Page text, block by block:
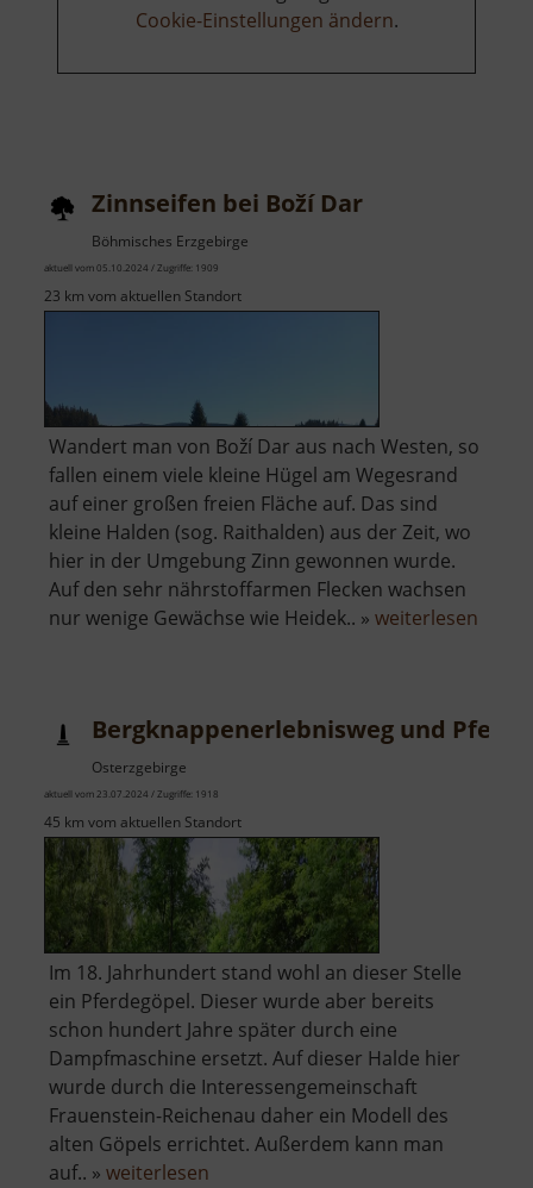
Cookie-Einstellungen ändern.
Zinnseifen bei Boží Dar
Böhmisches Erzgebirge
aktuell vom 05.10.2024 / Zugriffe: 1909
23 km vom aktuellen Standort
Wandert man von Boží Dar aus nach Westen, so
fallen einem viele kleine Hügel am Wegesrand
auf einer großen freien Fläche auf. Das sind
kleine Halden (sog. Raithalden) aus der Zeit, wo
hier in der Umgebung Zinn gewonnen wurde.
Auf den sehr nährstoffarmen Flecken wachsen
nur wenige Gewächse wie Heidek.. » weiterlesen
Dar
Bergknappenerlebnisweg und
Osterzgebirge
aktuell vom 23.07.2024 / Zugriffe: 1918
45 km vom aktuellen Standort
Im 18. Jahrhundert stand wohl an dieser Stelle
ein Pferdegöpel. Dieser wurde aber bereits
schon hundert Jahre später durch eine
Dampfmaschine ersetzt. Auf dieser Halde hier
wurde durch die Interessengemeinschaft
Frauenstein-Reichenau daher ein Modell des
alten Göpels errichtet. Außerdem kann man
auf.. » weiterlesen